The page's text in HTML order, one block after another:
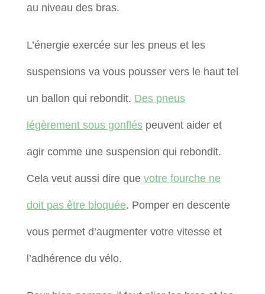
au niveau des bras.
L’énergie exercée sur les pneus et les
suspensions va vous pousser vers le haut tel
un ballon qui rebondit. Des pneus
légèrement sous gonfléspeuvent aider et
agir comme une suspension qui rebondit.
Cela veut aussi dire que votre fourche ne
doit pas être bloquée. Pomper en descente
vous permet d’augmenter votre vitesse et
l’adhérence du vélo.